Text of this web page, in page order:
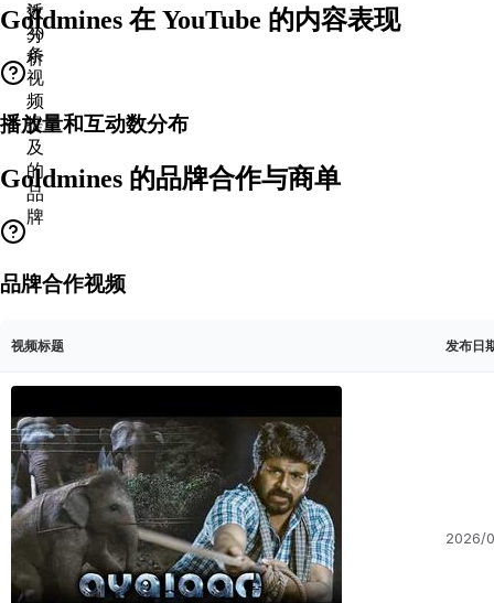
Goldmines 在 YouTube 的内容表现
效
分
析
播放量和互动数分布
Goldmines 的品牌合作与商单
近
30
条
视
频
提
及
的
品
牌
品牌合作视频
发布日
2026/
视频标题